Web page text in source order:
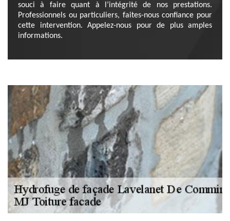
souci à faire quant à l’intégrité de nos prestations.
Professionnels ou particuliers, faites-nous confiance pour
cette intervention. Appelez-nous pour de plus amples
informations.